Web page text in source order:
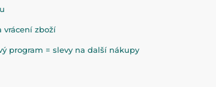
vrácení zboží
program = slevy na další nákupy